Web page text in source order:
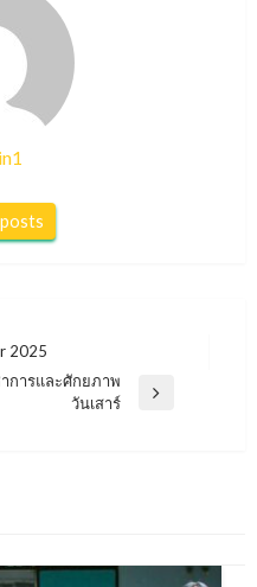
2025
การและศักยภาพ
วันเสาร์